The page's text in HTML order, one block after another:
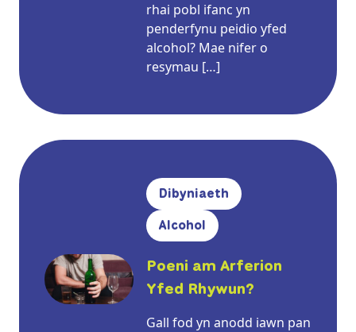
rhai pobl ifanc yn
penderfynu peidio yfed
alcohol? Mae nifer o
resymau […]
Dibyniaeth
Alcohol
Poeni am Arferion
Yfed Rhywun?
Gall fod yn anodd iawn pan